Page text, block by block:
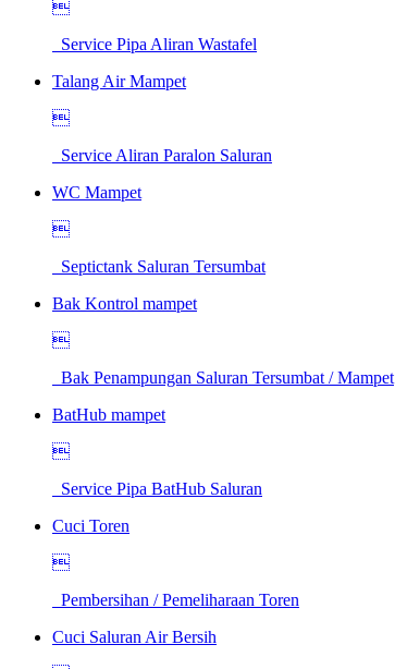

Service Pipa Aliran Wastafel
Talang Air Mampet

Service Aliran Paralon Saluran
WC Mampet

Septictank Saluran Tersumbat
Bak Kontrol mampet

Bak Penampungan Saluran Tersumbat / Mampet
BatHub mampet

Service Pipa BatHub Saluran
Cuci Toren

Pembersihan / Pemeliharaan Toren
Cuci Saluran Air Bersih